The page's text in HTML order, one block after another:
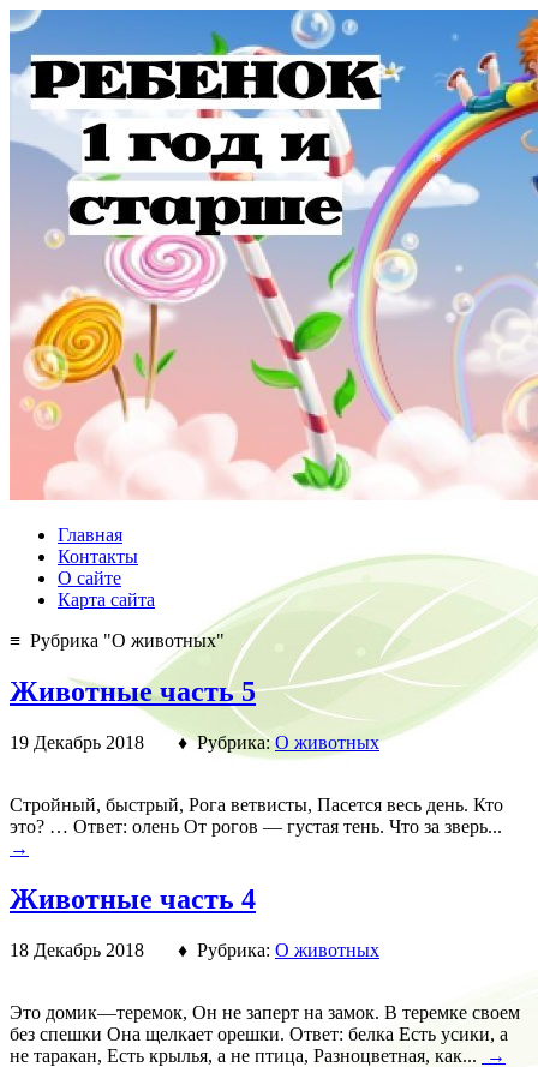
Главная
Контакты
О сайте
Карта сайта
≡ Рубрика "О животных"
Животные часть 5
19 Декабрь 2018 ♦ Рубрика:О животных
Стройный, быстрый, Рога ветвисты, Пасется весь день. Кто
это? … Ответ: олень От рогов — густая тень. Что за зверь...
→
Животные часть 4
18 Декабрь 2018 ♦ Рубрика: О животных
Это домик—теремок, Он не заперт на замок. В теремке своем
без спешки Она щелкает орешки. Ответ: белка Есть усики, а
не таракан, Есть крылья, а не птица, Разноцветная, как...
→